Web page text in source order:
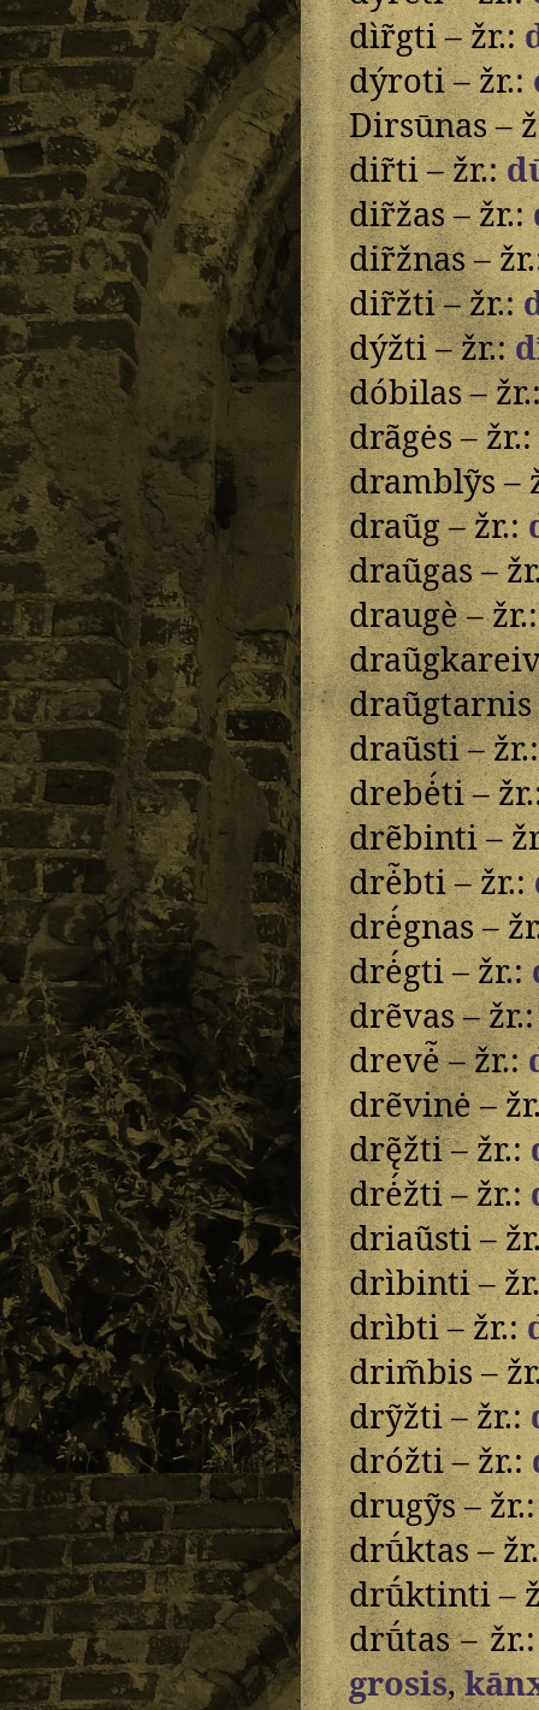
dìr̃gti – žr.:
dýroti – žr.:
Dirsūnas –
dir̃ti – žr.:
dir̃žas – žr.:
dir̃žnas –
dir̃žti – žr.:
dýžti – žr.:
dóbilas –
drãgės – žr.:
dramblỹs –
draũg – žr.:
draũgas –
draugè –
draũsti –
drebė́ti –
drẽbinti –
drė̃bti – žr.:
drė́gnas –
drė́gti – žr.:
drẽvas –
drevė̃ – žr.:
dre͂vinė –
drę̃žti – žr.:
drė́žti – žr.:
driau͂sti –
drìbinti –
drìbti – žr.:
drim̃bis –
drỹžti – žr.:
dróžti – žr.:
drugỹs –
drū́ktas –
drū́ktinti –
drū́tas –
grosis,